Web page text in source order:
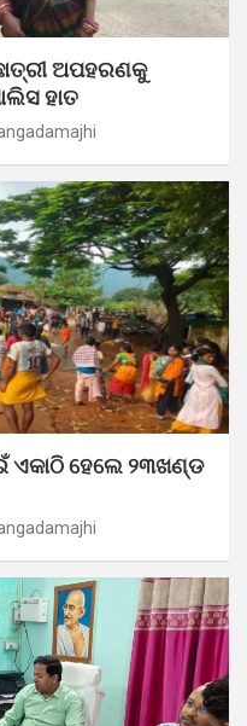
ଅପହରଣକୁ
ହାତ
ଏକାଠି ହେଲେ ୨୩ଖଣ୍ଡ